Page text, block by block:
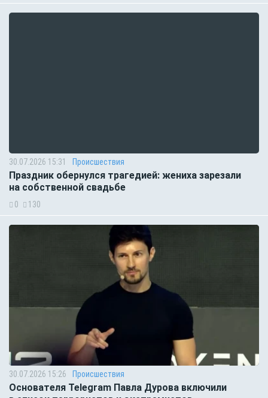
30.07.2026 15:31 Происшествия
Праздник обернулся трагедией: жениха зарезали
на собственной свадьбе
0 130
30.07.2026 15:26 Происшествия
Основателя Telegram Павла Дурова включили